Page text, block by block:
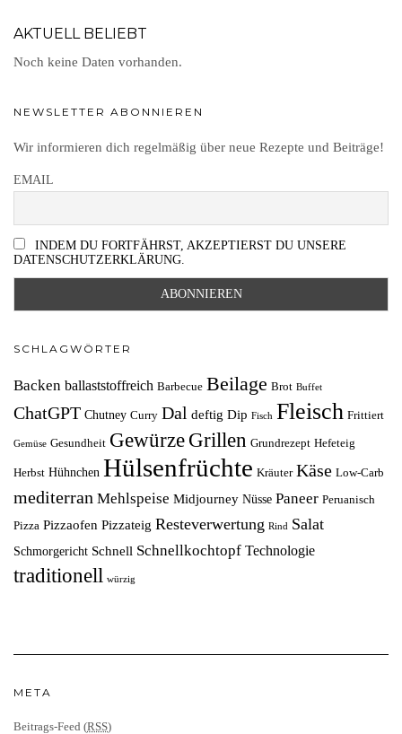
AKTUELL BELIEBT
Noch keine Daten vorhanden.
NEWSLETTER ABONNIEREN
Wir informieren dich regelmäßig über neue Rezepte und Beiträge!
EMAIL
INDEM DU FORTFÄHRST, AKZEPTIERST DU UNSERE
DATENSCHUTZERKLÄRUNG.
SCHLAGWÖRTER
Backen ballaststoffreich Barbecue Beilage Brot Buffet
ChatGPT Chutney Curry Dal deftig Dip Fisch Fleisch Frittiert
Gemüse Gesundheit Gewürze Grillen Grundrezept Hefeteig
Herbst Hühnchen Hülsenfrüchte Kräuter Käse Low-Carb
mediterran Mehlspeise Midjourney Nüsse Paneer Peruanisch
Pizza Pizzaofen Pizzateig Resteverwertung Rind Salat
Schmorgericht Schnell Schnellkochtopf Technologie
traditionell würzig
META
Beitrags-Feed (RSS)